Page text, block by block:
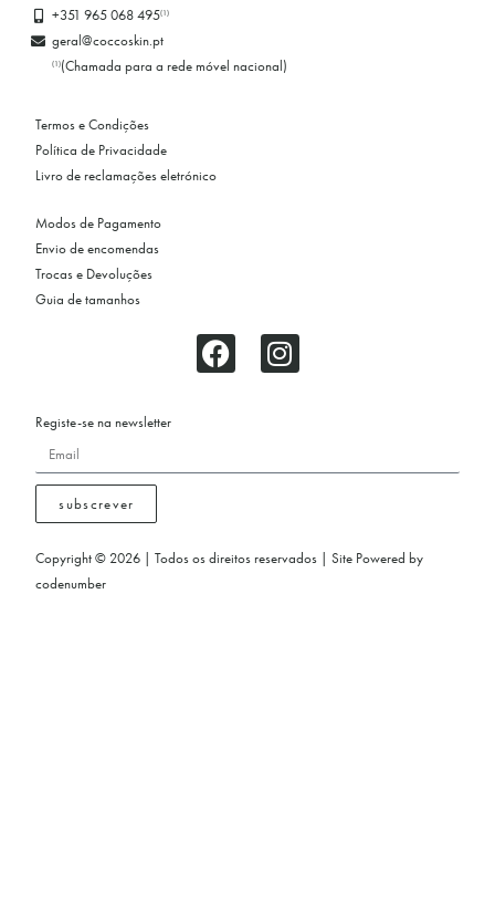
+351 965 068 495(1)
geral@coccoskin.pt
(1)(Chamada para a rede móvel nacional)
Termos e Condições
Política de Privacidade
Livro de reclamações eletrónico
Modos de Pagamento
Envio de encomendas
Trocas e Devoluções
Guia de tamanhos
Registe-se na newsletter
subscrever
Copyright © 2026 | Todos os direitos reservados | Site Powered by
codenumber